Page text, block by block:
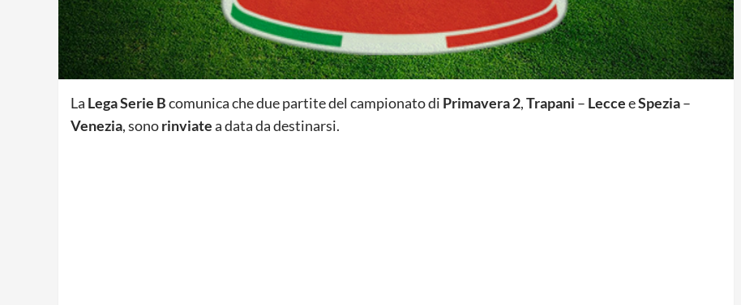
La Lega Serie Bcomunica che due partite del campionato di Primavera 2,Trapani – LecceeSpezia–
Venezia, sonorinviatea data da destinarsi.